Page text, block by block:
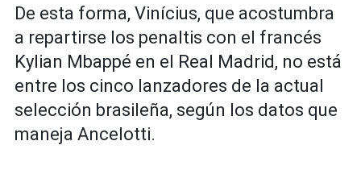
De esta forma, Vinícius, que acostumbra
a repartirse los penaltis con el francés
Kylian Mbappé en el Real Madrid, no está
entre los cinco lanzadores de la actual
selección brasileña, según los datos que
maneja Ancelotti.